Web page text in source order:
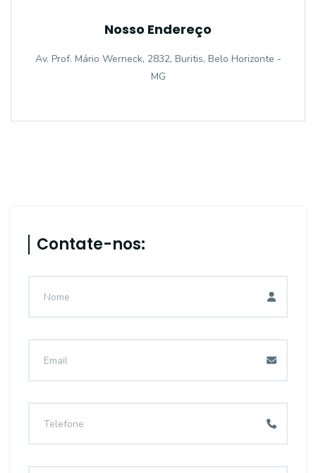
Nosso Endereço
Av. Prof. Mário Werneck, 2832, Buritis, Belo Horizonte -
MG
Contate-nos: